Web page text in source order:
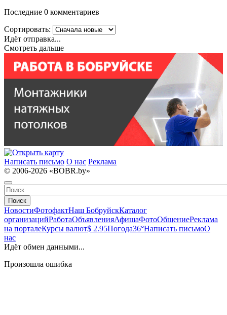
Последние 0 комментариев
Сортировать:
Идёт отправка...
Смотреть дальше
Написать письмо О нас Реклама
© 2006-2026 «BOBR.by»
Поиск
НовостиФотофактНаш БобруйскКаталог
организацийРаботаОбъявленияАфишаФотоОбщениеРеклама
на порталеКурсы валют$ 2.95Погода36°Написать письмоО
нас
Идёт обмен данными...
Произошла ошибка